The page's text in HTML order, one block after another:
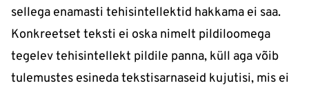
sellega enamasti tehisintellektid hakkama ei saa.
Konkreetset teksti ei oska nimelt pildiloomega
tegelev tehisintellekt pildile panna, küll aga võib
tulemustes esineda tekstisarnaseid kujutisi, mis ei